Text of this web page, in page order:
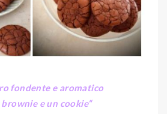
fondente e aromatico
e un cookie“